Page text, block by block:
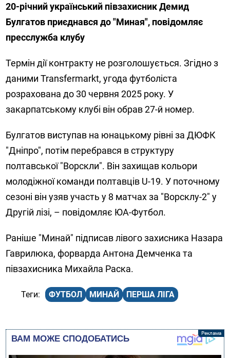
20-річний український півзахисник Демид
Булгатов приєднався до "Миная", повідомляє
пресслужба клубу
Термін дії контракту не розголошується. Згідно з
даними Transfermarkt, угода футболіста
розрахована до 30 червня 2025 року. У
закарпатському клубі він обрав 27-й номер.
Булгатов виступав на юнацькому рівні за ДЮФК
"Дніпро", потім перебрався в структуру
полтавської "Ворскли". Він захищав кольори
молодіжної команди полтавців U-19. У поточному
сезоні він узяв участь у 8 матчах за "Ворсклу-2" у
Другій лізі, – повідомляє ЮА-Футбол.
Раніше "Минай" підписав лівого захисника Назара
Гаврилюка, форварда Антона Демченка та
півзахисника Михайла Раска.
ФУТБОЛ МИНАЙ ПЕРША ЛІГА